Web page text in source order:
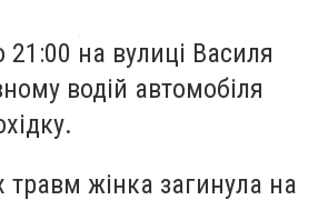
21:00 на вулиці Василя
водій автомобіля
травм жінка загинула на